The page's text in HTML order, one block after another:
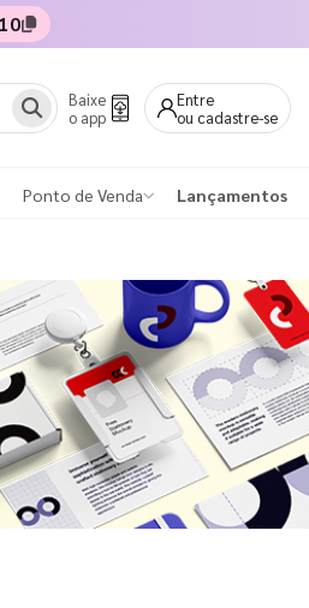
Baixe
o app
Entre
ou cadastre-se
Ponto de Venda Lançamentos